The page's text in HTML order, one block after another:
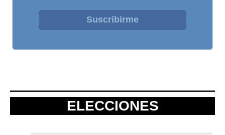
Suscribirme
ELECCIONES